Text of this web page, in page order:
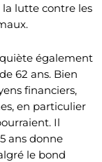
la lutte contre les
également
62 ans. Bien
financiers,
en particulier
Il
ans donne
le bond